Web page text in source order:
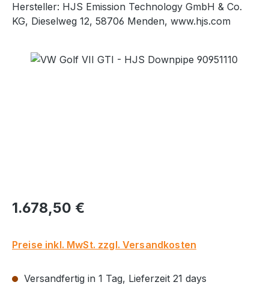
Hersteller: HJS Emission Technology GmbH & Co.
KG, Dieselweg 12, 58706 Menden, www.hjs.com
Bildergalerie überspringen
Regulärer Preis:
1.678,50 €
Preise inkl. MwSt. zzgl. Versandkosten
Versandfertig in 1 Tag, Lieferzeit 21 days